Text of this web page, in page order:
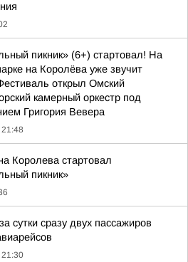
пикник» (6+) стартовал! На
на Королёва уже звучит
открыл Омский
камерный оркестр под
Григория Вевера
Королева стартовал
пикник»
сутки сразу двух пассажиров
21:30